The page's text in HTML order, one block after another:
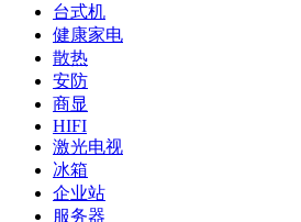
台式机
健康家电
散热
安防
商显
HIFI
激光电视
冰箱
企业站
服务器